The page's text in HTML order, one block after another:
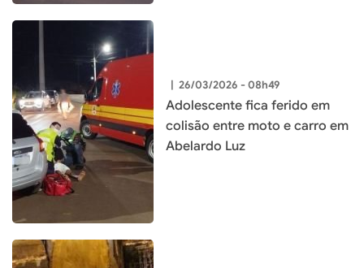
26/03/2026 - 08h49
Adolescente fica ferido em
colisão entre moto e carro em
Abelardo Luz